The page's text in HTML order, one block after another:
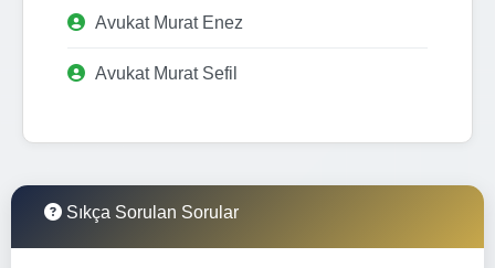
Avukat Murat Enez
Avukat Murat Sefil
Sıkça Sorulan Sorular